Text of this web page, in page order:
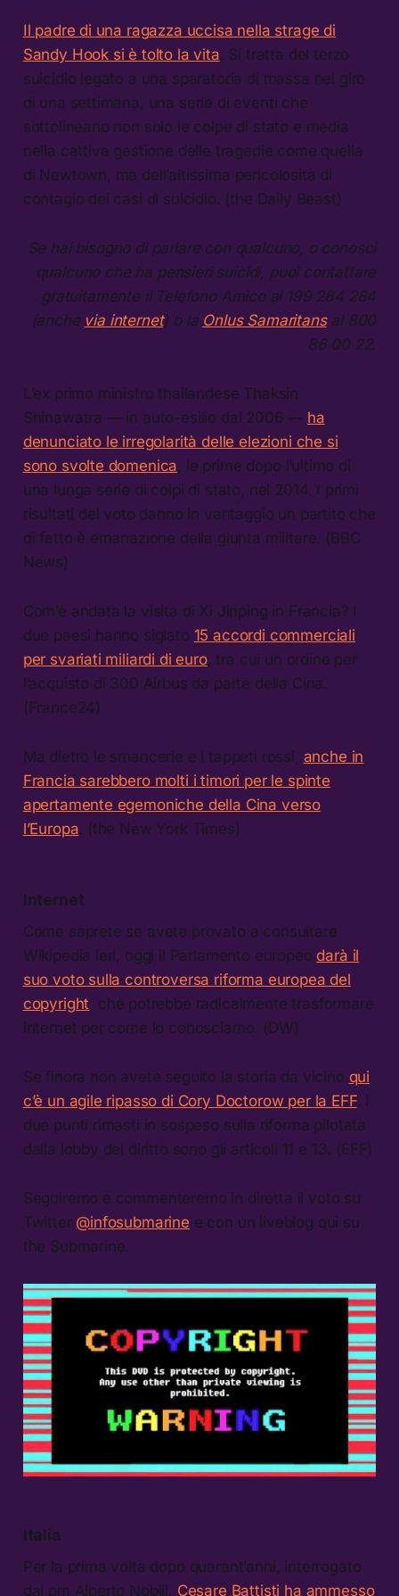
Il padre di una ragazza uccisa nella strage di
Sandy Hook si è tolto la vita. Si tratta del terzo
suicidio legato a una sparatoria di massa nel giro
di una settimana, una serie di eventi che
sottolineano non solo le colpe di stato e media
nella cattiva gestione delle tragedie come quella
di Newtown, ma dell’altissima pericolosità di
contagio dei casi di suicidio. (the Daily Beast)
Se hai bisogno di parlare con qualcuno, o conosci
qualcuno che ha pensieri suicidi, puoi contattare
gratuitamente il Telefono Amico al 199 284 284
(anche via internet) o la Onlus Samaritansal 800
86 00 22.
L’ex primo ministro thailandese Thaksin
Shinawatra — in auto-esilio dal 2006 — ha
denunciato le irregolarità delle elezioni che si
sono svolte domenica , le prime dopo l’ultimo di
una lunga serie di colpi di stato, nel 2014. I primi
risultati del voto danno in vantaggio un partito che
di fatto è emanazione della giunta militare. (BBC
News)
Com’è andata la visita di Xi Jinping in Francia? I
due paesi hanno siglato 15 accordi commerciali
per svariati miliardi di euro, tra cui un ordine per
l’acquisto di 300 Airbus da parte della Cina.
(France24)
Ma dietro le smancerie e i tappeti rossi, anche in
Francia sarebbero molti i timori per le spinte
apertamente egemoniche della Cina verso
l’Europa. (the New York Times)
Internet
Come saprete se avete provato a consultare
Wikipedia ieri, oggi il Parlamento europeo darà il
suo voto sulla controversa riforma europea del
copyright , che potrebbe radicalmente trasformare
internet per come lo conosciamo. (DW)
Se finora non avete seguito la storia da vicino qui
c’è un agile ripasso di Cory Doctorow per la EFF. I
due punti rimasti in sospeso sulla riforma pilotata
dalla lobby del diritto sono gli articoli 11 e 13. (EFF)
Seguiremo e commenteremo in diretta il voto su
Twitter @infosubmarine e con un liveblog qui su
the Submarine.
Italia
Per la prima volta dopo quarant’anni, interrogato
dal pm Alberto Nobili, Cesare Battisti ha ammesso